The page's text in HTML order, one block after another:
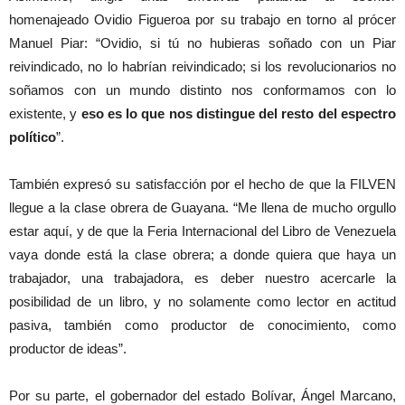
homenajeado Ovidio Figueroa por su trabajo en torno al prócer
Manuel Piar: “Ovidio, si tú no hubieras soñado con un Piar
reivindicado, no lo habrían reivindicado; si los revolucionarios no
soñamos con un mundo distinto nos conformamos con lo
existente, y eso es lo que nos distingue del resto del espectro
político”.
También expresó su satisfacción por el hecho de que la FILVEN
llegue a la clase obrera de Guayana. “Me llena de mucho orgullo
estar aquí, y de que la Feria Internacional del Libro de Venezuela
vaya donde está la clase obrera; a donde quiera que haya un
trabajador, una trabajadora, es deber nuestro acercarle la
posibilidad de un libro, y no solamente como lector en actitud
pasiva, también como productor de conocimiento, como
productor de ideas”.
Por su parte, el gobernador del estado Bolívar, Ángel Marcano,